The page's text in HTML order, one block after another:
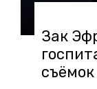
Зак
съёмок